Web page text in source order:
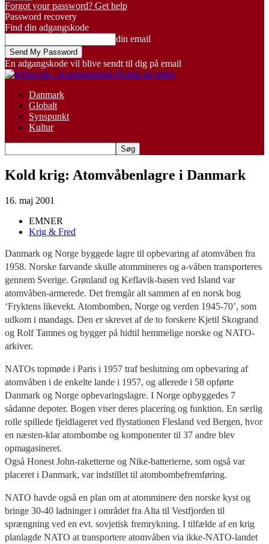
Forgot your password? Get help
Password recovery
Find din adgangskode
din email
En adgangskode vil blive sendt til dig på email
Danmark
Globalt
Synspunkt
Kultur
Kold krig: Atomvåbenlagre i Danmark
16. maj 2001
EMNER
Krig & Fred
Danmark og Norge byggede lagre til opbevaring af atomvåben fra
1958. Norske farvande skulle atommineres og a-våben transporteres
gennem Sverige. Grønland og Keflavik-basen ved Island var
atomvåben-armerede. Det fremgår alt sammen af en norsk bog
‘Fryktens likevekt. Atombomben, Norge og verden 1945-70’, som
udkom i mandags. Den er skrevet af de to forskere Kjetil Skogrand
og Rolf Tamnes og bygger på hidtil hemmelige norske og NATO-
arkiver.
NATOs topmøde i Paris i 1957 traf beslutning om opbevaring af
atomvåben i de enkelte lande i 1957, og allerede i 58 opførte
Danmark og Norge opbevaringslagre. I Norge opbyggedes 7
sådanne depoter. Bogen viser deres placering og funktion. En særlig
rolle spillede fjeldlageret ved flystationen Flesland ved Bergen, hvor
en næsten-klar atombombe og komponenter til 37 andre blev
opmagasineret.
Også Honest John-raketterne og Nike-batterierne, som også var
placeret i Danmark, var indstillet til atombombefremføring.
NATO havde også en plan om at atomminere den norske kyst og
bringe 30-40 ladninger i området fra Alta til Vestfjorden til
sprængning ved en evt. sovjetisk fremrykning. I tilfælde af en krig
planlagde NATO at transportere atomvåben via ikke-NATO-landet